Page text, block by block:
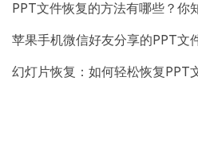
PPT文件恢复的方法有哪些？你
苹果手机微信好友分享的PPT文
幻灯片恢复：如何轻松恢复PPT